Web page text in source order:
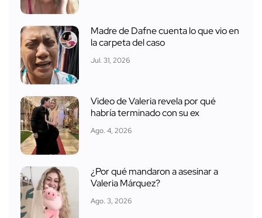
Madre de Dafne cuenta lo que vio en
la carpeta del caso
Jul. 31, 2026
Video de Valeria revela por qué
habría terminado con su ex
Ago. 4, 2026
¿Por qué mandaron a asesinar a
Valeria Márquez?
Ago. 3, 2026